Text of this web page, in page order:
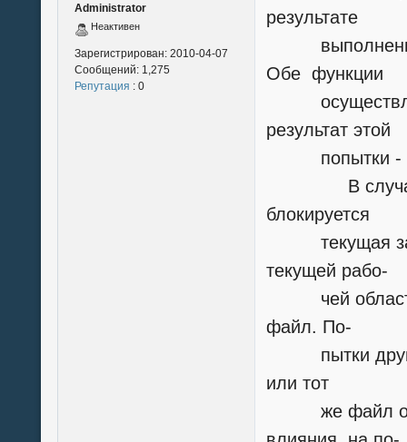
Administrator
Неактивен
Зарегистрирован: 2010-04-07
Сообщений: 1,275
Репутация : 0
результате
выполнения
Обе функции
результат этой
попытки -
В случае
блокируется
текущая
текущей рабо-
чей области.
файл. По-
пытки других
или тот
же файл